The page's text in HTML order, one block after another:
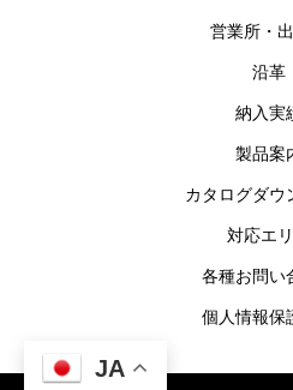
営業所・
沿革
納入実
製品案
カタログダウ
対応エ
各種お問い
個人情報保
JA